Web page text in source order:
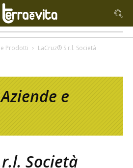
Prodotti
LaCruz® S.r.l. Società
e
Società